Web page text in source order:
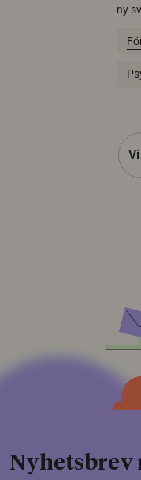
ny
Nyhetsbrev